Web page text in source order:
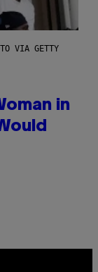
VIA GETTY
in